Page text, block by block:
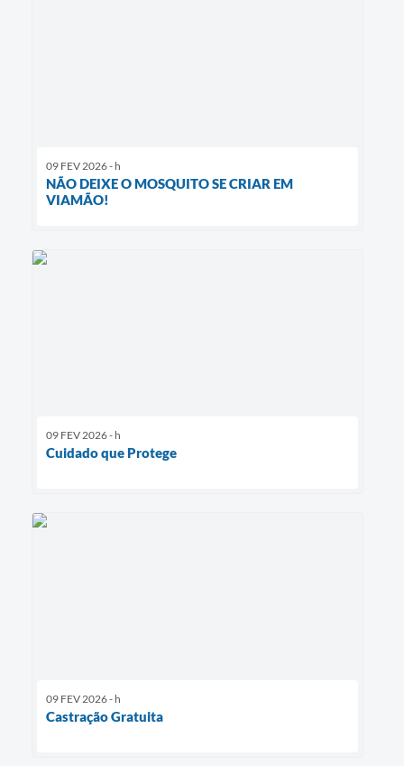
09 FEV 2026 - h
NÃO DEIXE O MOSQUITO SE CRIAR EM
VIAMÃO!
09 FEV 2026 - h
Cuidado que Protege
09 FEV 2026 - h
Castração Gratuita